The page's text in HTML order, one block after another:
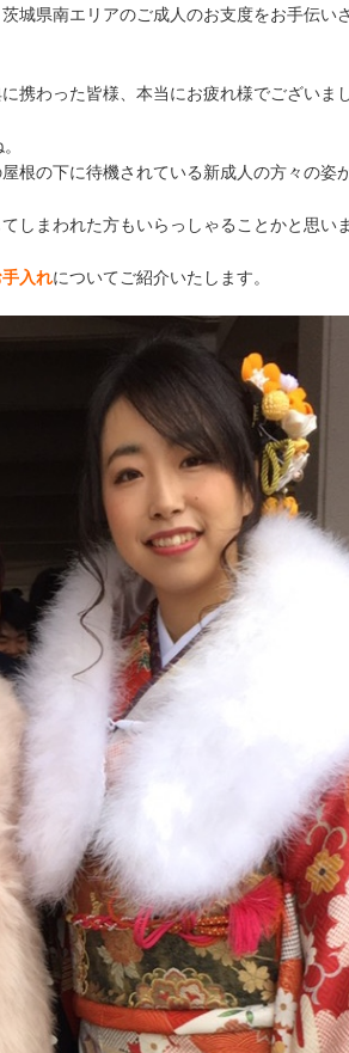
城県南エリアのご成人のお支度をお手伝い
携わった皆様、本当にお疲れ様でございまし
の下に待機されている新成人の方々の姿
しまわれた方もいらっしゃることかと思いま
入れについてご紹介いたします。